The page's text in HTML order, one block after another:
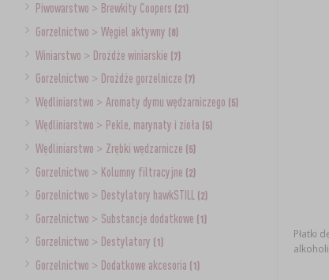
Piwowarstwo > Brewkity Coopers (21)
Gorzelnictwo > Węgiel aktywny (8)
Winiarstwo > Drożdże winiarskie (7)
Gorzelnictwo > Drożdże gorzelnicze (7)
Wędliniarstwo > Aromaty dymu wędzarniczego (5)
Wędliniarstwo > Pekle, marynaty i zioła (5)
Wędliniarstwo > Zrębki wędzarnicze (5)
Gorzelnictwo > Kolumny filtracyjne (2)
Gorzelnictwo > Destylatory hawkSTILL (2)
Gorzelnictwo > Substancje dodatkowe (1)
Gorzelnictwo > Destylatory (1)
Gorzelnictwo > Dodatkowe akcesoria (1)
Płatki